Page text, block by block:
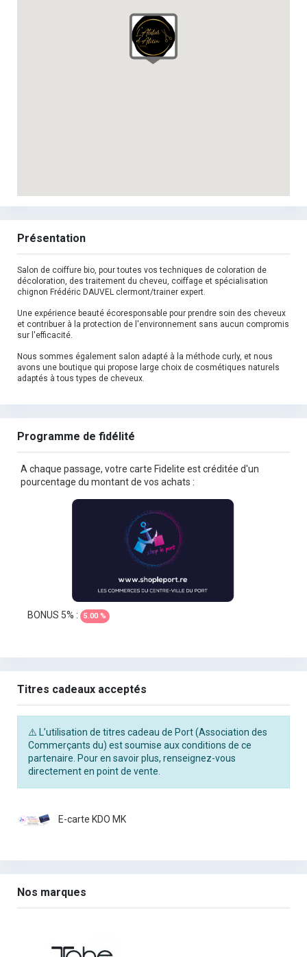
Présentation
Salon de coiffure bio, pour toutes vos techniques de coloration de
décoloration, des traitement du cheveu, coiffage et spécialisation
chignon Frédéric DAUVEL clermont/trainer expert.
Une expérience beauté écoresponsable pour prendre soin des cheveux
et contribuer à la protection de l'environnement sans aucun compromis
sur l'efficacité.
Nous sommes également salon adapté à la méthode curly, et nous
avons une boutique qui propose large choix de cosmétiques naturels
adaptés à tous types de cheveux.
Programme de fidélité
A chaque passage, votre carte Fidelite est créditée d'un
pourcentage du montant de vos achats :
BONUS 5% : 5.00 %
Titres cadeaux acceptés
⚠️ L’utilisation de titres cadeau de Port (Association des
Commerçants du) est soumise aux conditions de ce
partenaire. Pour en savoir plus, renseignez-vous
directement en point de vente.
E-carte KDO MK
Nos marques